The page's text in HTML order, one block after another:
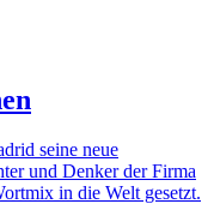
seine neue
und Denker der Firma
in die Welt gesetzt.